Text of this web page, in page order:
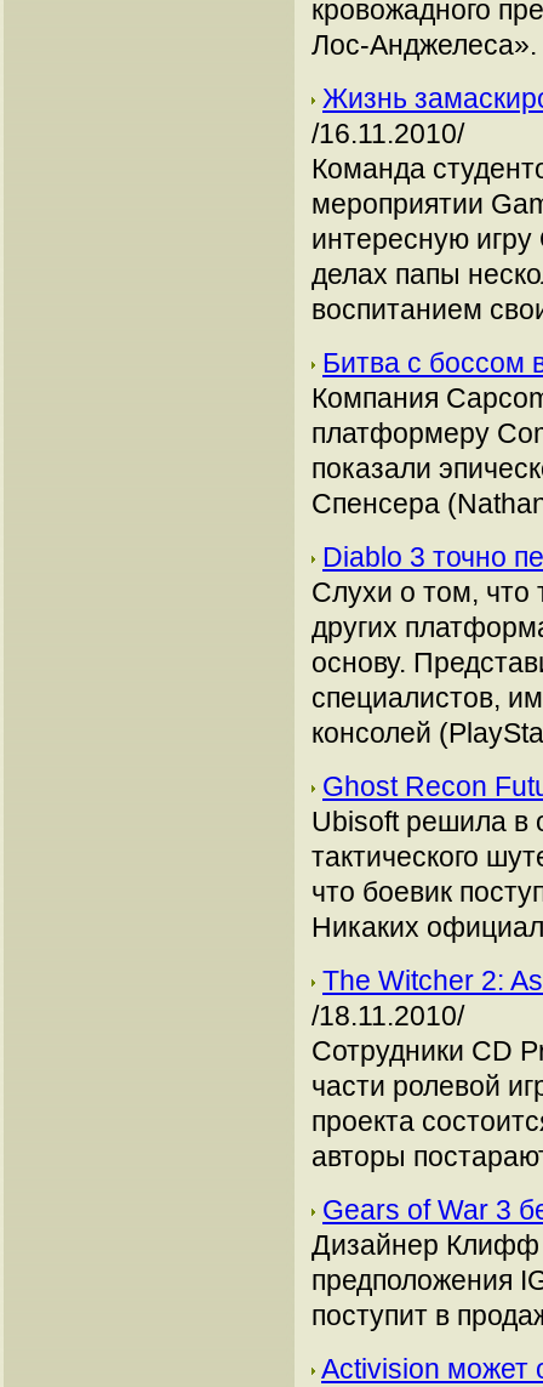
кровожадного
Лос-Анджелеса».
Жизнь
/16.11.2010/
Команда
мероприятии
интересную
делах папы
воспитанием
Битва с боссом
Компания
платформеру
показали
Спенсера
Diablo 3 точно
Слухи о том, что
других
основу.
специалистов,
консолей
Ghost Recon
Ubisoft решила в
тактического
что боевик
Никаких
The Witcher 2:
/18.11.2010/
Сотрудники CD
части ролевой
проекта
авторы
Gears of War 3
Дизайнер Клифф
предположения
поступит в
Activision может